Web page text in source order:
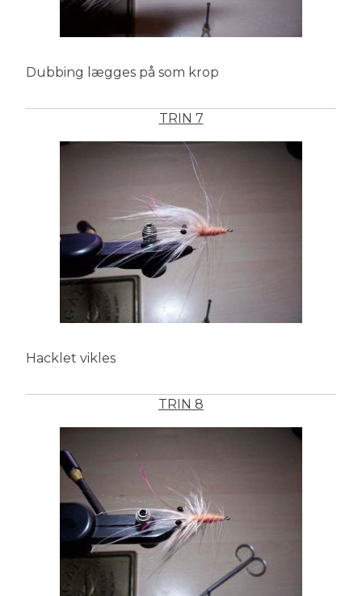
Dubbing lægges på som krop
TRIN 7
Hacklet vikles
TRIN 8